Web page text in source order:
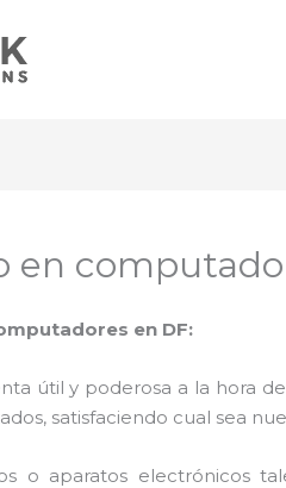
en
en DF:
útil y poderosa a la hora
satisfaciendo cual sea
o aparatos electrónicos